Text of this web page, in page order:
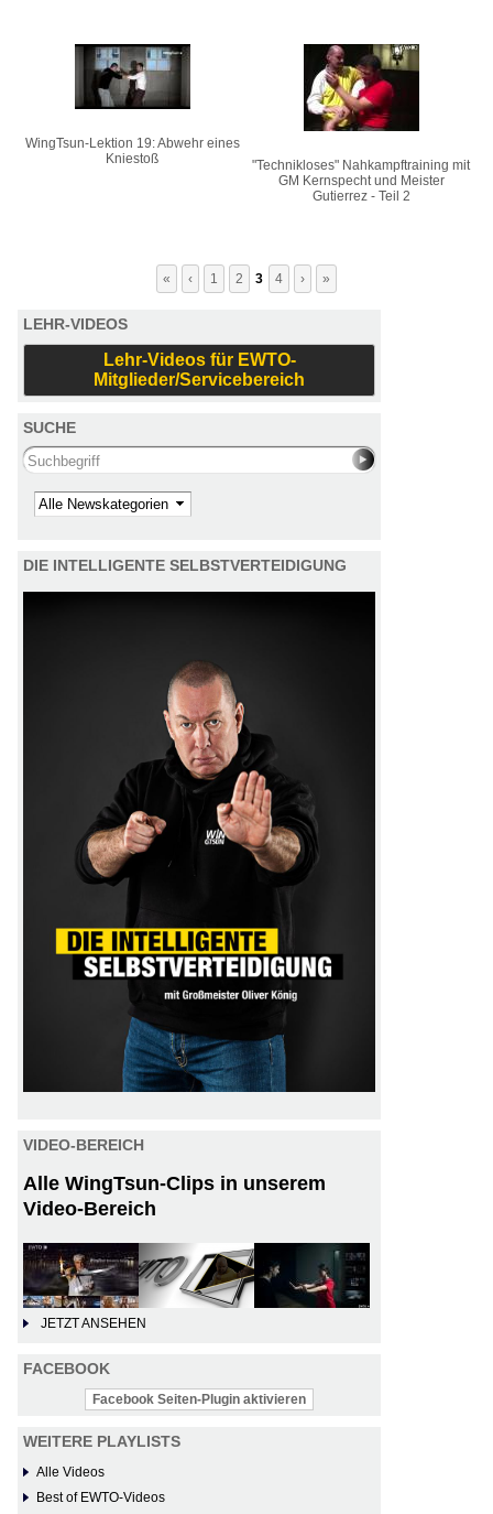
WingTsun-Lektion 19: Abwehr eines
Kniestoß
"Technikloses" Nahkampftraining mit
GM Kernspecht und Meister
Gutierrez - Teil 2
« ‹ 1 2 3 4 › »
LEHR-VIDEOS
Lehr-Videos für EWTO-
Mitglieder/Servicebereich
SUCHE
Search this site
Kategorie
DIE INTELLIGENTE SELBSTVERTEIDIGUNG
VIDEO-BEREICH
Alle WingTsun-Clips in unserem
Video-Bereich
JETZT ANSEHEN
FACEBOOK
Facebook Seiten-Plugin aktivieren
WEITERE PLAYLISTS
Alle Videos
Best of EWTO-Videos